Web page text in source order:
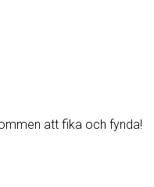
att fika och fynda!